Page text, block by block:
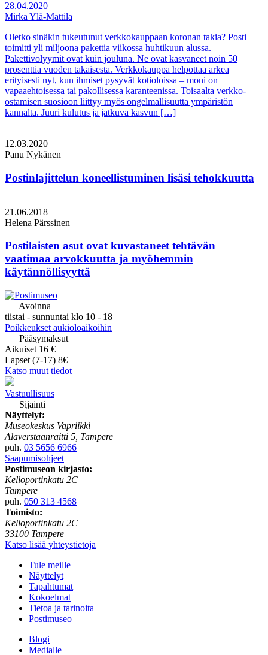
28.04.2020
Mirka Ylä-Mattila
Oletko sinäkin tukeutunut verkkokauppaan koronan takia? Posti
toimitti yli miljoona pakettia viikossa huhtikuun alussa.
Pakettivolyymit ovat kuin jouluna. Ne ovat kasvaneet noin 50
prosenttia vuoden takaisesta. Verkkokauppa helpottaa arkea
erityisesti nyt, kun ihmiset pysyvät kotioloissa – moni on
vapaaehtoisessa tai pakollisessa karanteenissa. Toisaalta verkko-
ostamisen suosioon liittyy myös ongelmallisuutta ympäristön
kannalta. Juuri kulutus ja jatkuva kasvun […]
12.03.2020
Panu Nykänen
Postinlajittelun koneellistuminen lisäsi tehokkuutta
21.06.2018
Helena Pärssinen
Postilaisten asut ovat kuvastaneet tehtävän
vaatimaa arvokkuutta ja myöhemmin
käytännöllisyyttä
Avoinna
tiistai - sunnuntai klo 10 - 18
Poikkeukset aukioloaikoihin
Pääsymaksut
Aikuiset 16 €
Lapset (7-17) 8€
Katso muut tiedot
Vastuullisuus
Sijainti
Näyttelyt:
Museokeskus Vapriikki
Alaverstaanraitti 5, Tampere
puh. 03 5656 6966
Saapumisohjeet
Postimuseon kirjasto:
Kelloportinkatu 2C
Tampere
puh. 050 313 4568
Toimisto:
Kelloportinkatu 2C
33100 Tampere
Katso lisää yhteystietoja
Tule meille
Näyttelyt
Tapahtumat
Kokoelmat
Tietoa ja tarinoita
Postimuseo
Blogi
Medialle